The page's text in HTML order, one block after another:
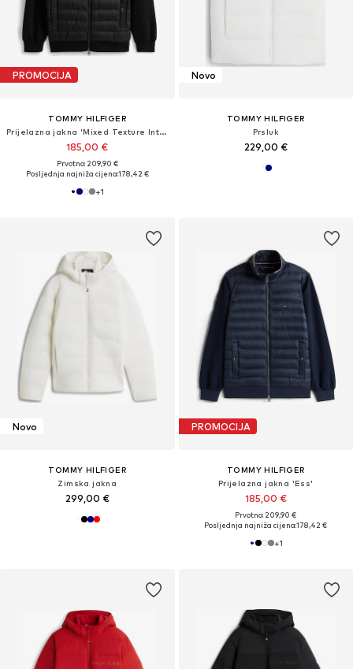
PROMOCIJA
TOMMY HILFIGER
Prijelazna jakna 'Mixed Texture Intechno Zip-thru'
185,00 €
Prvotno: 209,90 €
Posljednja najniža cijena:178,42 €
+1
Novo
TOMMY HILFIGER
Prsluk
229,00 €
Novo
TOMMY HILFIGER
Zimska jakna
299,00 €
PROMOCIJA
TOMMY HILFIGER
Prijelazna jakna 'Ess'
185,00 €
Prvotno: 209,90 €
Posljednja najniža cijena:178,42 €
+1